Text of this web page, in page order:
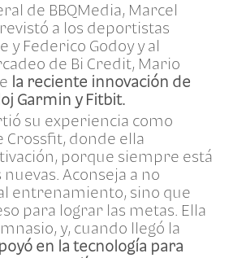
de BBQMedia, Marcel
a los deportistas
y Federico Godoy y al
de Bi Credit, Mario
la reciente innovación de
Garmin y Fitbit.
su experiencia como
donde ella
porque siempre está
Aconseja a no
entrenamiento, sino que
para lograr las metas. Ella
y, cuando llegó la
en la tecnología para